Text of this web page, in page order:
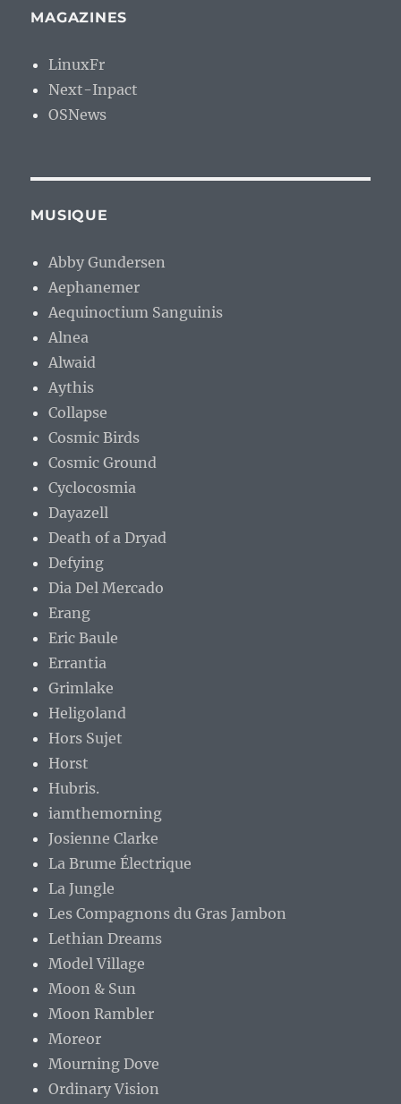
MAGAZINES
LinuxFr
Next-Inpact
OSNews
MUSIQUE
Abby Gundersen
Aephanemer
Aequinoctium Sanguinis
Alnea
Alwaid
Aythis
Collapse
Cosmic Birds
Cosmic Ground
Cyclocosmia
Dayazell
Death of a Dryad
Defying
Dia Del Mercado
Erang
Eric Baule
Errantia
Grimlake
Heligoland
Hors Sujet
Horst
Hubris.
iamthemorning
Josienne Clarke
La Brume Électrique
La Jungle
Les Compagnons du Gras Jambon
Lethian Dreams
Model Village
Moon & Sun
Moon Rambler
Moreor
Mourning Dove
Ordinary Vision